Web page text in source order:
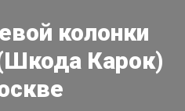
колонки
Карок)